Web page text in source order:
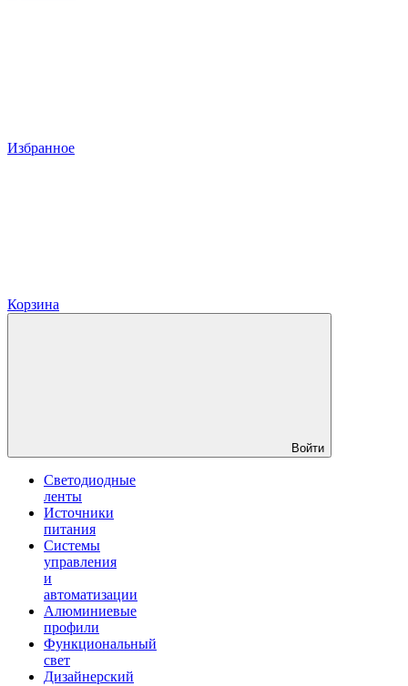
Избранное
Корзина
Войти
Светодиодные
ленты
Источники
питания
Системы
управления
и
автоматизации
Алюминиевые
профили
Функциональный
свет
Дизайнерский